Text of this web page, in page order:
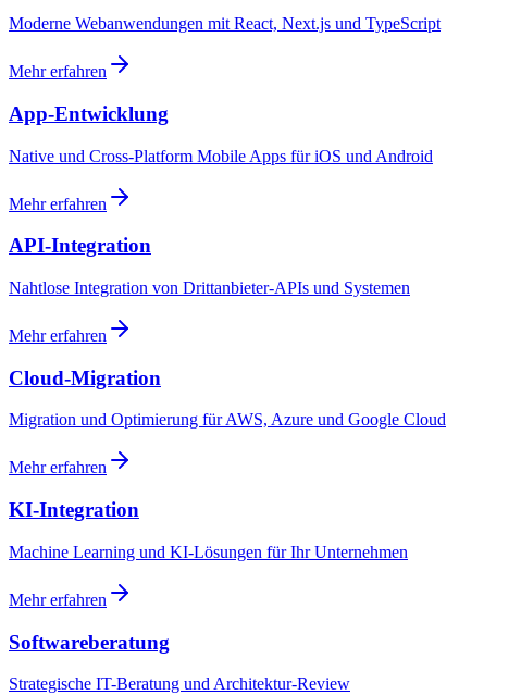
Moderne Webanwendungen mit React, Next.js und TypeScript
Mehr erfahren
App-Entwicklung
Native und Cross-Platform Mobile Apps für iOS und Android
Mehr erfahren
API-Integration
Nahtlose Integration von Drittanbieter-APIs und Systemen
Mehr erfahren
Cloud-Migration
Migration und Optimierung für AWS, Azure und Google Cloud
Mehr erfahren
KI-Integration
Machine Learning und KI-Lösungen für Ihr Unternehmen
Mehr erfahren
Softwareberatung
Strategische IT-Beratung und Architektur-Review